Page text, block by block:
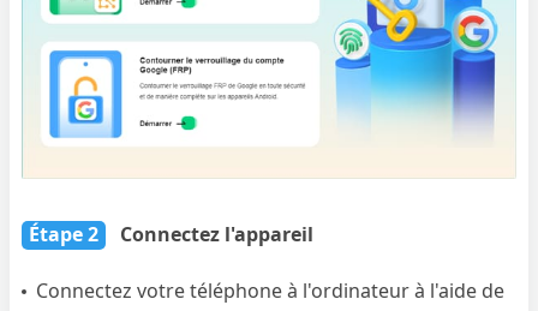
Étape 2 Connectez l'appareil
Connectez votre téléphone à l'ordinateur à l'aide de